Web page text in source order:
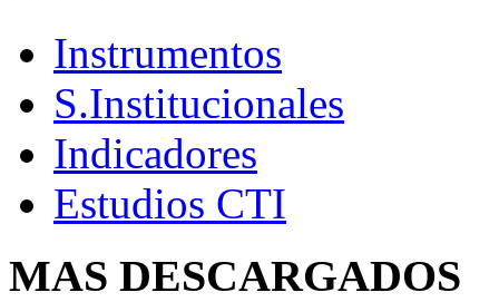
Instrumentos
S.Institucionales
Indicadores
Estudios CTI
MAS DESCARGADOS